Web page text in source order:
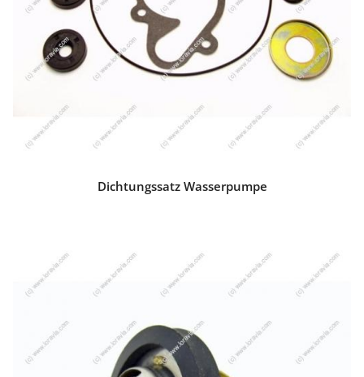
Dichtungssatz Wasserpumpe